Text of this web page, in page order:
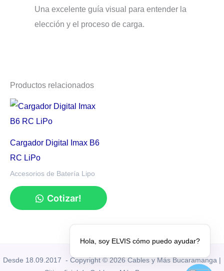
Una excelente guía visual para entender la
elección y el proceso de carga.
Productos relacionados
Cargador Digital Imax B6
RC LiPo
Accesorios de Batería Lipo
Cotizar!
Desde 18.09.2017 - Copyright © 2026 Cables y Más Bucaramanga |
Hola, soy ELVIS cómo puedo ayudar?